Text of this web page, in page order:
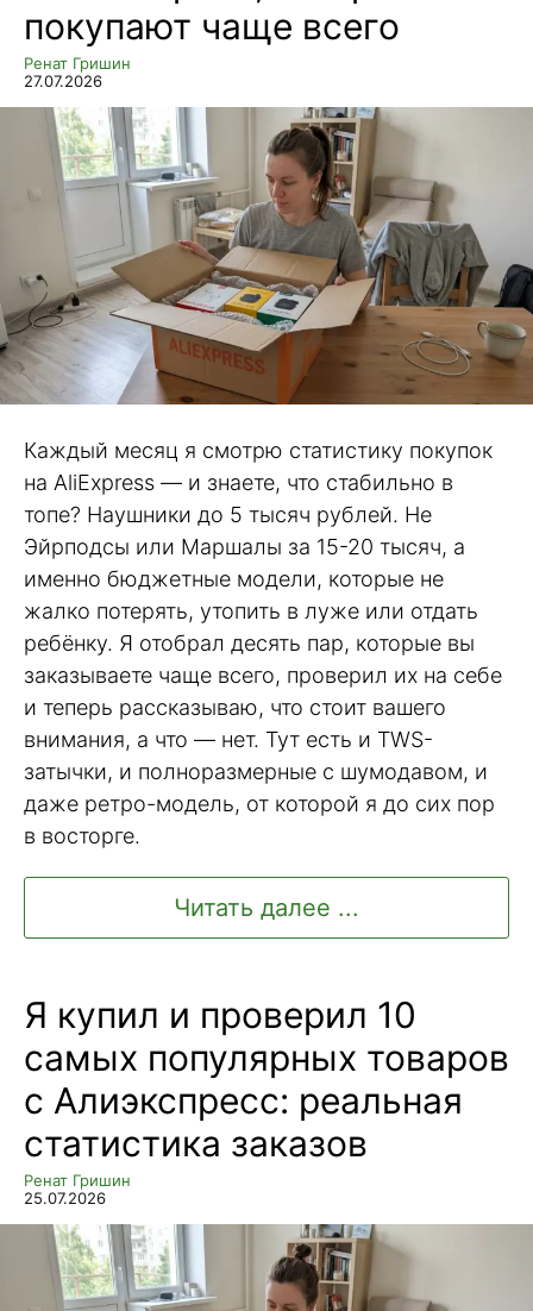
покупают чаще всего
Ренат Гришин
27.07.2026
Каждый месяц я смотрю статистику покупок
на AliExpress — и знаете, что стабильно в
топе? Наушники до 5 тысяч рублей. Не
Эйрподсы или Маршалы за 15-20 тысяч, а
именно бюджетные модели, которые не
жалко потерять, утопить в луже или отдать
ребёнку. Я отобрал десять пар, которые вы
заказываете чаще всего, проверил их на себе
и теперь рассказываю, что стоит вашего
внимания, а что — нет. Тут есть и TWS-
затычки, и полноразмерные с шумодавом, и
даже ретро-модель, от которой я до сих пор
в восторге.
Читать далее ...
Я купил и проверил 10
самых популярных товаров
с Алиэкспресс: реальная
статистика заказов
Ренат Гришин
25.07.2026